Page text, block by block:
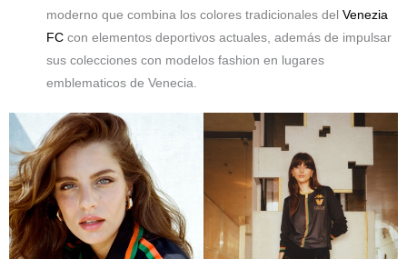
moderno que combina los colores tradicionales delVenezia
FC con elementos deportivos actuales, además de impulsar
sus colecciones con modelos fashion en lugares
emblematicos de Venecia.